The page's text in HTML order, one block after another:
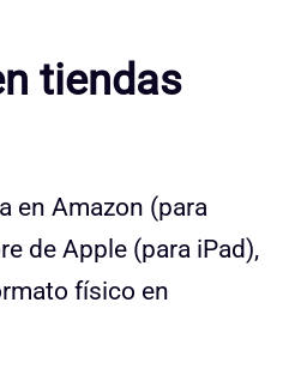
tiendas
en Amazon (para
de Apple (para iPad),
físico en